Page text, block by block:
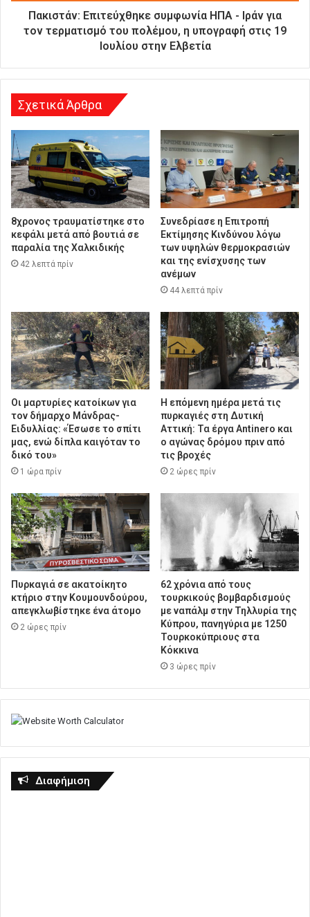
σ
Πακιστάν: Επιτεύχθηκε συμφωνία ΗΠΑ - Ιράν για
τον τερματισμό του πολέμου, η υπογραφή στις 19
Ιουλίου στην Ελβετία
Σχετικά Άρθρα
8χρονος τραυματίστηκε στο
κεφάλι μετά από βουτιά σε
παραλία της Χαλκιδικής
42 λεπτά πρίν
Συνεδρίασε η Επιτροπή
Εκτίμησης Κινδύνου λόγω
των υψηλών θερμοκρασιών
και της ενίσχυσης των
ανέμων
44 λεπτά πρίν
Οι μαρτυρίες κατοίκων για
τον δήμαρχο Μάνδρας-
Ειδυλλίας: «Έσωσε το σπίτι
μας, ενώ δίπλα καιγόταν το
δικό του»
1 ώρα πρίν
Η επόμενη ημέρα μετά τις
πυρκαγιές στη Δυτική
Αττική: Τα έργα Antinero και
ο αγώνας δρόμου πριν από
τις βροχές
2 ώρες πρίν
Πυρκαγιά σε ακατοίκητο
κτήριο στην Κουμουνδούρου,
απεγκλωβίστηκε ένα άτομο
2 ώρες πρίν
62 χρόνια από τους
τουρκικούς βομβαρδισμούς
με ναπάλμ στην Τηλλυρία της
Κύπρου, πανηγύρια με 1250
Τουρκοκύπριους στα
Κόκκινα
3 ώρες πρίν
Διαφήμιση